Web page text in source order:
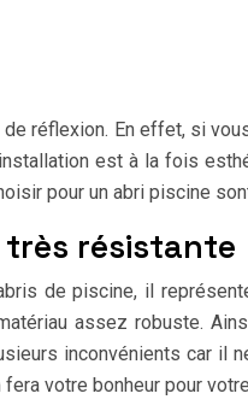
réflexion. En effet, si
est à la fois
pour un abri piscine
très résistante
de piscine, il
assez robuste.
inconvénients car
votre bonheur pour